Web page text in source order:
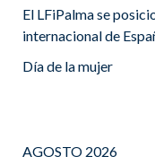
El LFiPalma se
internacional de
Día de la mujer
AGOSTO 2026